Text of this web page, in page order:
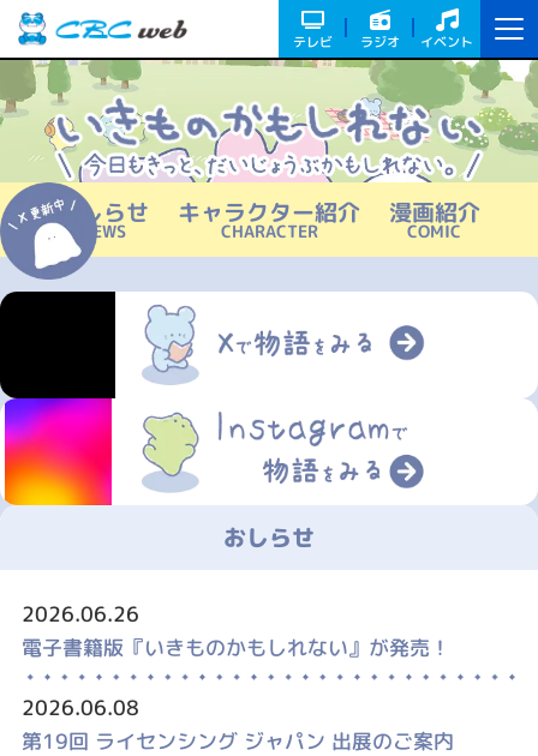
テレビ ラジオ イベント
おしらせ キャラクター紹介 漫画紹介
おしらせ
2026.06.26
電子書籍版『いきものかもしれない』が発売！
2026.06.08
第19回 ライセンシング ジャパン 出展のご案内